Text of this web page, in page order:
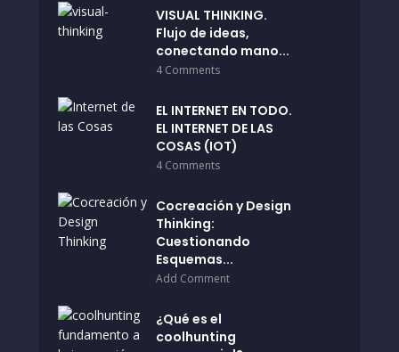
VISUAL THINKING.
Flujo de ideas,
conectando mano...
4 Comments
EL INTERNET EN TODO.
EL INTERNET DE LAS
COSAS (IOT)
4 Comments
Cocreación y Design
Thinking:
Cuestionando
Esquemas...
Add Comment
¿Qué es el
coolhunting